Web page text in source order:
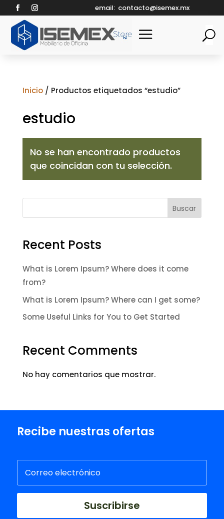
email: contacto@isemex.mx
Inicio/ Productos etiquetados “estudio”
estudio
No se han encontrado productos
que coincidan con tu selección.
Buscar
Recent Posts
What is Lorem Ipsum? Where does it come
from?
What is Lorem Ipsum? Where can I get some?
Some Useful Links for You to Get Started
Recent Comments
No hay comentarios que mostrar.
Recibe nuestras ofertas
Suscribirse